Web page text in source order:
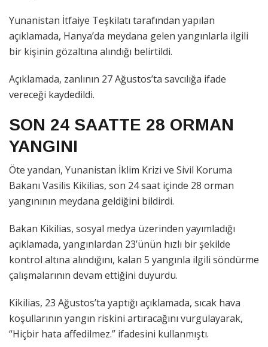
Yunanistan İtfaiye Teşkilatı tarafından yapılan
açıklamada, Hanya’da meydana gelen yangınlarla ilgili
bir kişinin gözaltına alındığı belirtildi.
Açıklamada, zanlının 27 Ağustos’ta savcılığa ifade
vereceği kaydedildi.
SON 24 SAATTE 28 ORMAN
YANGINI
Öte yandan, Yunanistan İklim Krizi ve Sivil Koruma
Bakanı Vasilis Kikilias, son 24 saat içinde 28 orman
yangınının meydana geldiğini bildirdi.
Bakan Kikilias, sosyal medya üzerinden yayımladığı
açıklamada, yangınlardan 23’ünün hızlı bir şekilde
kontrol altına alındığını, kalan 5 yangınla ilgili söndürme
çalışmalarının devam ettiğini duyurdu.
Kikilias, 23 Ağustos’ta yaptığı açıklamada, sıcak hava
koşullarının yangın riskini artıracağını vurgulayarak,
“Hiçbir hata affedilmez.” ifadesini kullanmıştı.